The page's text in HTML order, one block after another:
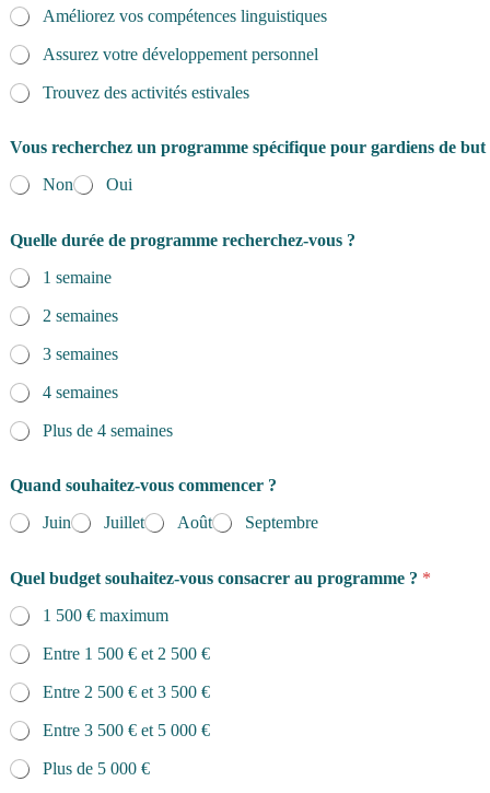
Améliorez vos compétences linguistiques
Assurez votre développement personnel
Trouvez des activités estivales
Vous recherchez un programme spécifique pour gardiens de but
Non
Oui
Quelle durée de programme recherchez-vous ?
1 semaine
2 semaines
3 semaines
4 semaines
Plus de 4 semaines
Quand souhaitez-vous commencer ?
Juin
Juillet Août Septembre
Quel budget souhaitez-vous consacrer au programme ? *
1 500 € maximum
Entre 1 500 € et 2 500 €
Entre 2 500 € et 3 500 €
Entre 3 500 € et 5 000 €
Plus de 5 000 €